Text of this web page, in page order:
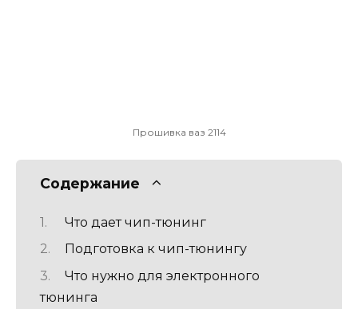
Прошивка ваз 2114
Содержание
Что дает чип-тюнинг
Подготовка к чип-тюнингу
Что нужно для электронного
тюнинга